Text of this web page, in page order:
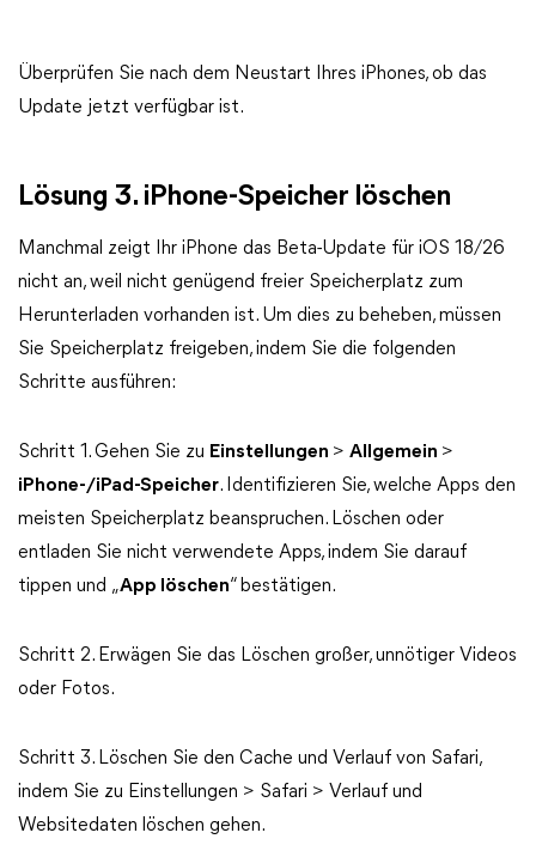
Überprüfen Sie nach dem Neustart Ihres iPhones, ob das
Update jetzt verfügbar ist.
Lösung 3. iPhone-Speicher löschen
Manchmal zeigt Ihr iPhone das Beta-Update für iOS 18/26
nicht an, weil nicht genügend freier Speicherplatz zum
Herunterladen vorhanden ist. Um dies zu beheben, müssen
Sie Speicherplatz freigeben, indem Sie die folgenden
Schritte ausführen:
Schritt 1. Gehen Sie zu Einstellungen > Allgemein >
iPhone-/iPad-Speicher. Identifizieren Sie, welche Apps den
meisten Speicherplatz beanspruchen. Löschen oder
entladen Sie nicht verwendete Apps, indem Sie darauf
tippen und „App löschen“ bestätigen.
Schritt 2. Erwägen Sie das Löschen großer, unnötiger Videos
oder Fotos.
Schritt 3. Löschen Sie den Cache und Verlauf von Safari,
indem Sie zu Einstellungen > Safari > Verlauf und
Websitedaten löschen gehen.